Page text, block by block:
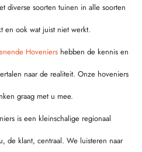
diverse soorten tuinen in alle soorten
en ook wat juist niet werkt.
Hoveniers hebben de kennis en
naar de realiteit. Onze hoveniers
graag met u mee.
is een kleinschalige regionaal
de klant, centraal. We luisteren naar